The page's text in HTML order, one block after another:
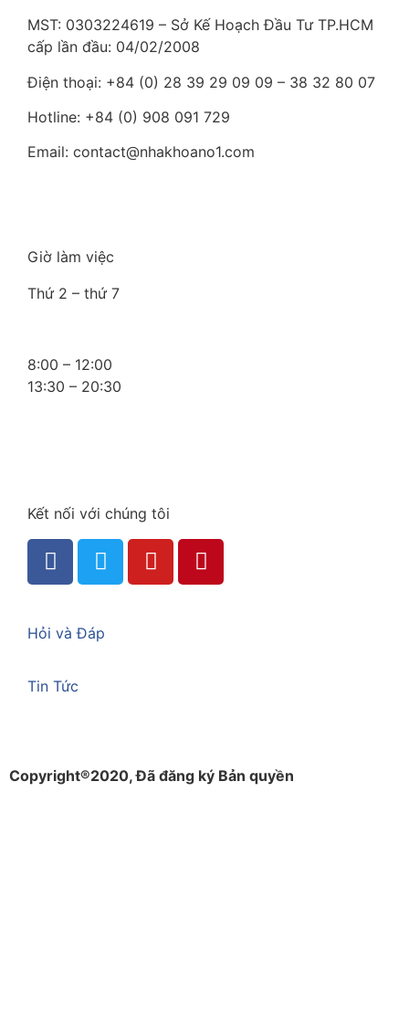
MST: 0303224619 – Sở Kế Hoạch Đầu Tư TP.HCM
cấp lần đầu: 04/02/2008
Điện thoại: +84 (0) 28 39 29 09 09 – 38 32 80 07
Hotline: +84 (0) 908 091 729
Email: contact@nhakhoano1.com
Giờ làm việc
Thứ 2 – thứ 7
8:00 – 12:00
13:30 – 20:30
Kết nối với chúng tôi
Hỏi và Đáp
Tin Tức
Copyright®2020, Đã đăng ký Bản quyền